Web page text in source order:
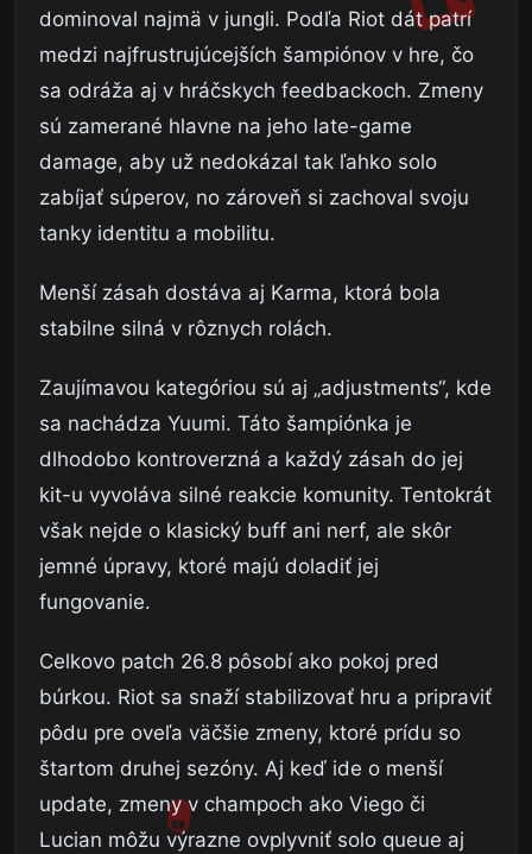
dominoval najmä v jungli. Podľa Riot dát patrí
medzi najfrustrujúcejších šampiónov v hre, čo
sa odráža aj v hráčskych feedbackoch. Zmeny
sú zamerané hlavne na jeho late-game
damage, aby už nedokázal tak ľahko solo
zabíjať súperov, no zároveň si zachoval svoju
tanky identitu a mobilitu.
Menší zásah dostáva aj Karma, ktorá bola
stabilne silná v rôznych rolách.
Zaujímavou kategóriou sú aj „adjustments“, kde
sa nachádza Yuumi. Táto šampiónka je
dlhodobo kontroverzná a každý zásah do jej
kit-u vyvoláva silné reakcie komunity. Tentokrát
však nejde o klasický buff ani nerf, ale skôr
jemné úpravy, ktoré majú doladiť jej
fungovanie.
Celkovo patch 26.8 pôsobí ako pokoj pred
búrkou. Riot sa snaží stabilizovať hru a pripraviť
pôdu pre oveľa väčšie zmeny, ktoré prídu so
štartom druhej sezóny. Aj keď ide o menší
update, zmeny v champoch ako Viego či
Lucian môžu výrazne ovplyvniť solo queue aj